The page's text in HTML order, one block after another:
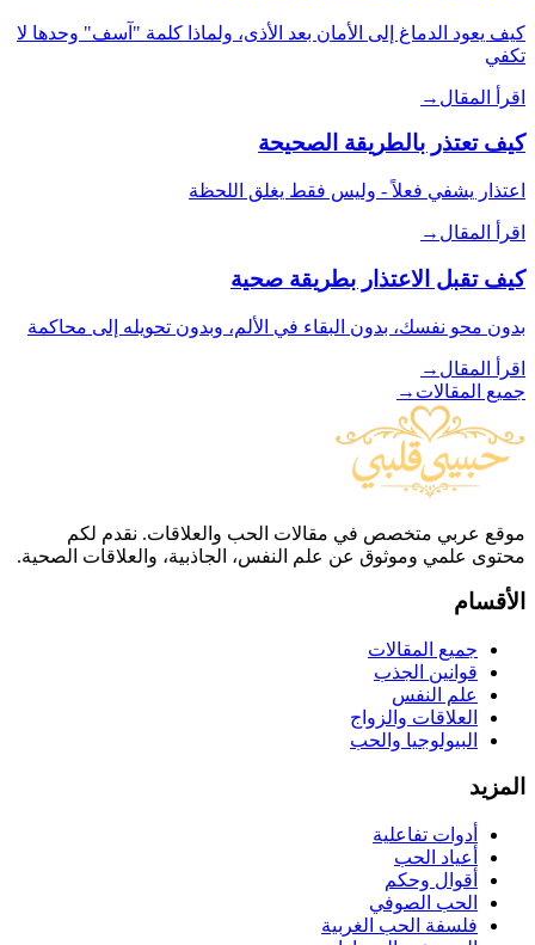
كيف يعود الدماغ إلى الأمان بعد الأذى، ولماذا كلمة "آسف" وحدها لا
تكفي
اقرأ المقال →
كيف تعتذر بالطريقة الصحيحة
اعتذار يشفي فعلاً - وليس فقط يغلق اللحظة
اقرأ المقال →
كيف تقبل الاعتذار بطريقة صحية
بدون محو نفسك، بدون البقاء في الألم، وبدون تحويله إلى محاكمة
اقرأ المقال →
جميع المقالات →
موقع عربي متخصص في مقالات الحب والعلاقات. نقدم لكم
محتوى علمي وموثوق عن علم النفس، الجاذبية، والعلاقات الصحية.
الأقسام
جميع المقالات
قوانين الجذب
علم النفس
العلاقات والزواج
البيولوجيا والحب
المزيد
أدوات تفاعلية
أعياد الحب
أقوال وحكم
الحب الصوفي
فلسفة الحب الغربية